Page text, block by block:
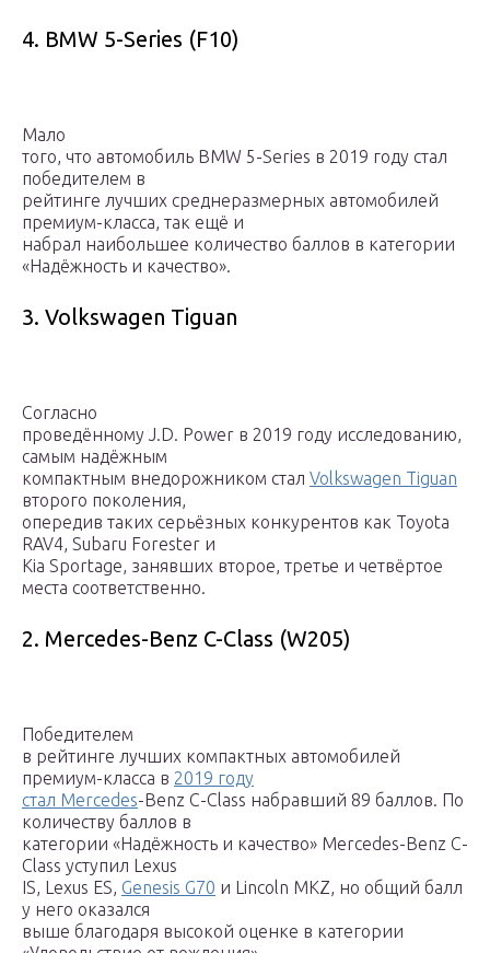
4. BMW 5-Series (F10)
Мало
того, что автомобиль BMW 5-Series в 2019 году стал
победителем в
рейтинге лучших среднеразмерных автомобилей
премиум-класса, так ещё и
набрал наибольшее количество баллов в категории
«Надёжность и качество».
3. Volkswagen Tiguan
Согласно
проведённому J.D. Power в 2019 году исследованию,
самым надёжным
компактным внедорожником стал Volkswagen Tiguan
второго поколения,
опередив таких серьёзных конкурентов как Toyota
RAV4, Subaru Forester и
Kia Sportage, занявших второе, третье и четвёртое
места соответственно.
2. Mercedes-Benz C-Class (W205)
Победителем
в рейтинге лучших компактных автомобилей
премиум-класса в 2019 году
стал Mercedes-Benz C-Class набравший 89 баллов. По
количеству баллов в
категории «Надёжность и качество» Mercedes-Benz C-
Class уступил Lexus
IS, Lexus ES, Genesis G70 и Lincoln MKZ, но общий балл
у него оказался
выше благодаря высокой оценке в категории